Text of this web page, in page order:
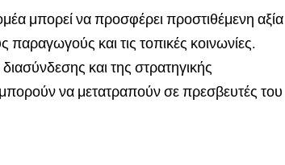
μπορεί να προσφέρει προστιθέμενη αξία
παραγωγούς και τις τοπικές κοινωνίες.
και της στρατηγικής
να μετατραπούν σε πρεσβευτές του